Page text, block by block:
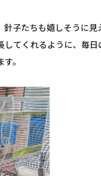
子たちも嬉しそうに見
してくれるように、毎
。